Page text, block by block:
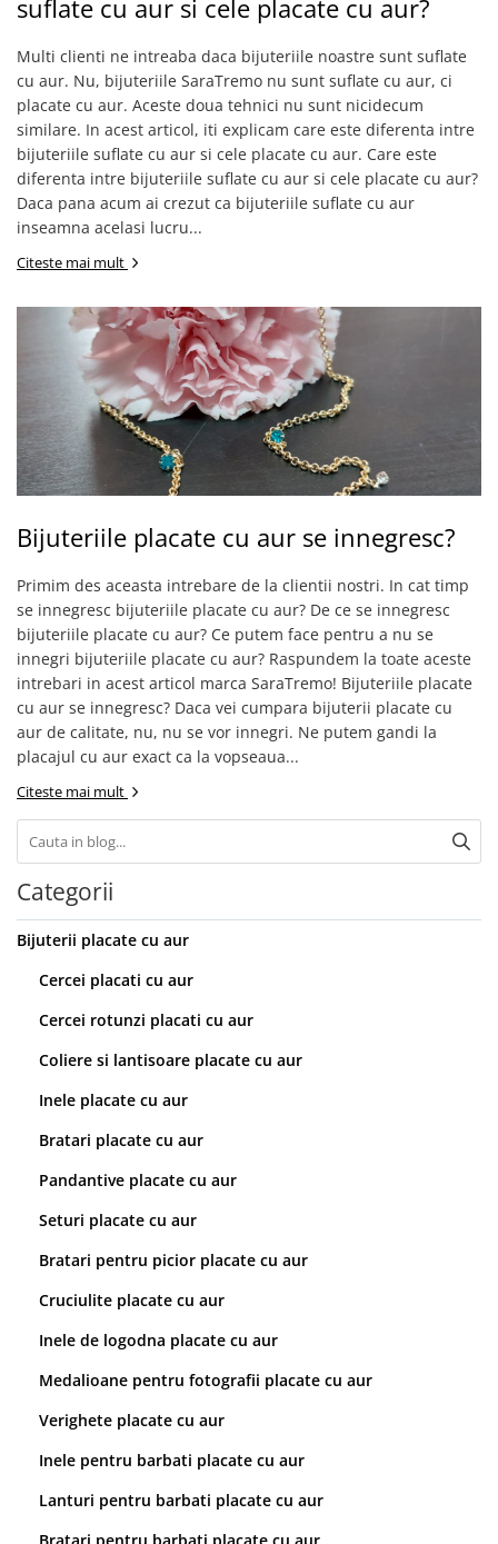
suflate cu aur si cele placate cu aur?
Multi clienti ne intreaba daca bijuteriile noastre sunt suflate
cu aur. Nu, bijuteriile SaraTremo nu sunt suflate cu aur, ci
placate cu aur. Aceste doua tehnici nu sunt nicidecum
similare. In acest articol, iti explicam care este diferenta intre
bijuteriile suflate cu aur si cele placate cu aur. Care este
diferenta intre bijuteriile suflate cu aur si cele placate cu aur?
Daca pana acum ai crezut ca bijuteriile suflate cu aur
inseamna acelasi lucru...
Citeste mai mult
Bijuteriile placate cu aur se innegresc?
Primim des aceasta intrebare de la clientii nostri. In cat timp
se innegresc bijuteriile placate cu aur? De ce se innegresc
bijuteriile placate cu aur? Ce putem face pentru a nu se
innegri bijuteriile placate cu aur? Raspundem la toate aceste
intrebari in acest articol marca SaraTremo! Bijuteriile placate
cu aur se innegresc? Daca vei cumpara bijuterii placate cu
aur de calitate, nu, nu se vor innegri. Ne putem gandi la
placajul cu aur exact ca la vopseaua...
Citeste mai mult
Categorii
Bijuterii placate cu aur
Cercei placati cu aur
Cercei rotunzi placati cu aur
Coliere si lantisoare placate cu aur
Inele placate cu aur
Bratari placate cu aur
Pandantive placate cu aur
Seturi placate cu aur
Bratari pentru picior placate cu aur
Cruciulite placate cu aur
Inele de logodna placate cu aur
Medalioane pentru fotografii placate cu aur
Verighete placate cu aur
Inele pentru barbati placate cu aur
Lanturi pentru barbati placate cu aur